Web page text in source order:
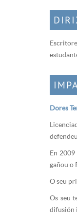
Dores
En
gañou o
O seu
Os seu
difusión